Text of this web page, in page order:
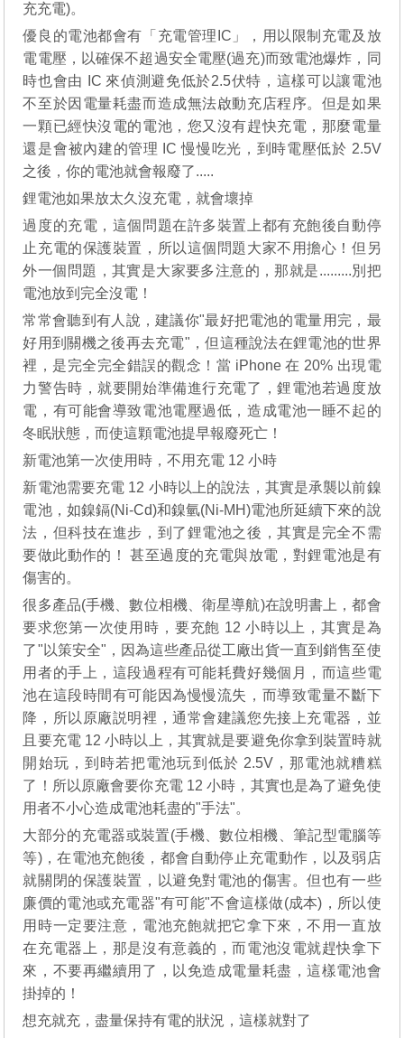
充充電)。
優良的電池都會有「充電管理IC」，用以限制充電及放
電電壓，以確保不超過安全電壓(過充)而致電池爆炸，同
時也會由 IC 來偵測避免低於2.5伏特，這樣可以讓電池
不至於因電量耗盡而造成無法啟動充店程序。但是如果
一顆已經快沒電的電池，您又沒有趕快充電，那麼電量
還是會被內建的管理 IC 慢慢吃光，到時電壓低於 2.5V
之後，你的電池就會報廢了.....
鋰電池如果放太久沒充電，就會壞掉
過度的充電，這個問題在許多裝置上都有充飽後自動停
止充電的保護裝置，所以這個問題大家不用擔心！但另
外一個問題，其實是大家要多注意的，那就是.........別把
電池放到完全沒電！
常常會聽到有人說，建議你"最好把電池的電量用完，最
好用到關機之後再去充電"，但這種說法在鋰電池的世界
裡，是完全完全錯誤的觀念！當 iPhone 在 20% 出現電
力警告時，就要開始準備進行充電了，鋰電池若過度放
電，有可能會導致電池電壓過低，造成電池一睡不起的
冬眠狀態，而使這顆電池提早報廢死亡！
新電池第一次使用時，不用充電 12 小時
新電池需要充電 12 小時以上的說法，其實是承襲以前鎳
電池，如鎳鎘(Ni-Cd)和鎳氫(Ni-MH)電池所延續下來的說
法，但科技在進步，到了鋰電池之後，其實是完全不需
要做此動作的！ 甚至過度的充電與放電，對鋰電池是有
傷害的。
很多產品(手機、數位相機、衛星導航)在說明書上，都會
要求您第一次使用時，要充飽 12 小時以上，其實是為
了"以策安全"，因為這些產品從工廠出貨一直到銷售至使
用者的手上，這段過程有可能耗費好幾個月，而這些電
池在這段時間有可能因為慢慢流失，而導致電量不斷下
降，所以原廠説明裡，通常會建議您先接上充電器，並
且要充電 12 小時以上，其實就是要避免你拿到裝置時就
開始玩，到時若把電池玩到低於 2.5V，那電池就糟糕
了！所以原廠會要你充電 12 小時，其實也是為了避免使
用者不小心造成電池耗盡的"手法"。
大部分的充電器或裝置(手機、數位相機、筆記型電腦等
等)，在電池充飽後，都會自動停止充電動作，以及弱店
就關閉的保護裝置，以避免對電池的傷害。但也有一些
廉價的電池或充電器"有可能"不會這樣做(成本)，所以使
用時一定要注意，電池充飽就把它拿下來，不用一直放
在充電器上，那是沒有意義的，而電池沒電就趕快拿下
來，不要再繼續用了，以免造成電量耗盡，這樣電池會
掛掉的！
想充就充，盡量保持有電的狀況，這樣就對了